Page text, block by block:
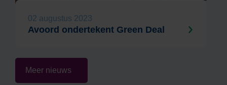
02 augustus 2023
Avoord ondertekent Green Deal
Meer nieuws